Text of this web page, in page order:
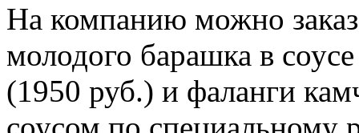
На компанию можно
молодого барашка в
(1950 руб.) и фаланги